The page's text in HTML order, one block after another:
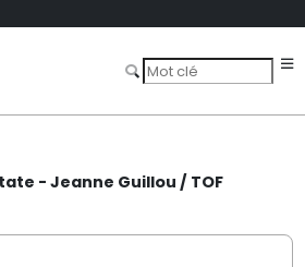
- Jeanne Guillou / TOF